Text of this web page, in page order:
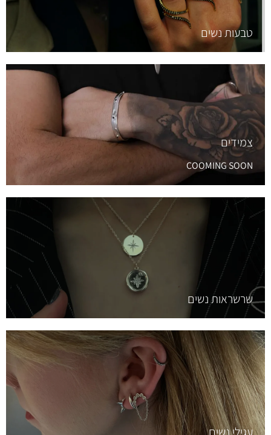
טבעות נשים
צמידים
COOMING SOON
שרשראות נשים